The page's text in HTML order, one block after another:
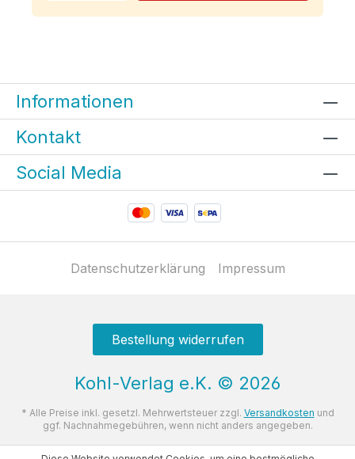
Informationen
Kontakt
Social Media
Datenschutzerklärung Impressum
Bestellung widerrufen
Kohl-Verlag e.K. © 2026
* Alle Preise inkl. gesetzl. Mehrwertsteuer zzgl. Versandkosten und
ggf. Nachnahmegebühren, wenn nicht anders angegeben.